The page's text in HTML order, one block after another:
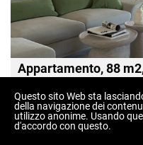
Appartamento, 88
88,00 m2
Questo sito Web sta
della navigazione dei
utilizzo anonime. Usando
d'accordo con questo.